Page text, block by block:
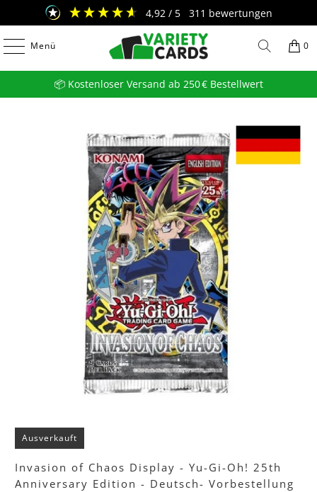
Menü 0
4,92 / 5 311 bewertungen
📦 Kostenloser Versand ab 250 € Bestellwert
Ausverkauft
Invasion of Chaos Display - Yu-Gi-Oh! 25th
Anniversary Edition - Deutsch- Vorbestellung